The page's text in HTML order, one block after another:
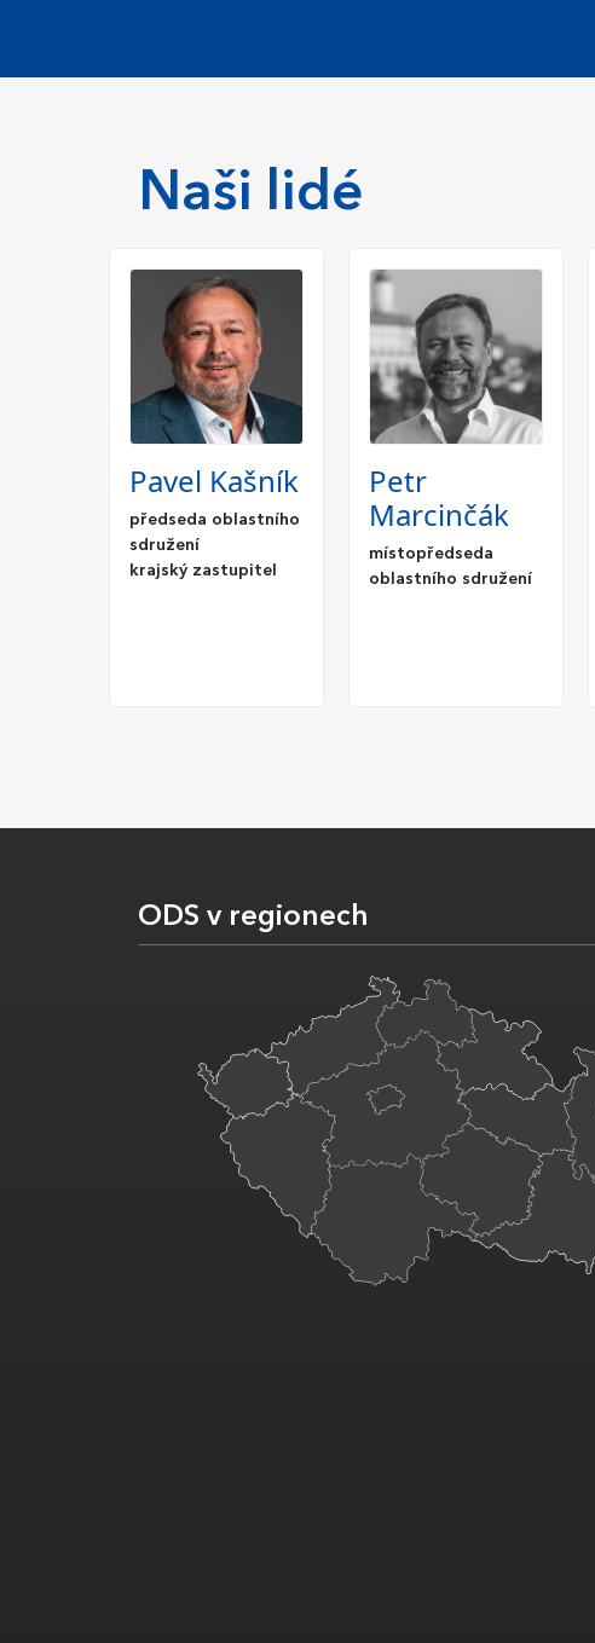
Naši lidé
Pavel Kašník
předseda oblastního
sdružení
krajský zastupitel
Petr
Marcinčák
místopředseda
oblastního sdružení
ODS v regionech